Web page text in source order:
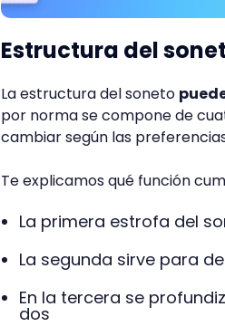
Estructura del
La estructura del soneto
por norma se compone de
cambiar según las
Te explicamos qué función
La primera estrofa del
La segunda sirve para
En la tercera se
dos